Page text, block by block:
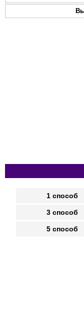
1 способ
3 способ
5 способ